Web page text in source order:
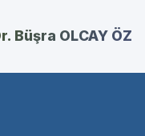
Büşra OLCAY ÖZ